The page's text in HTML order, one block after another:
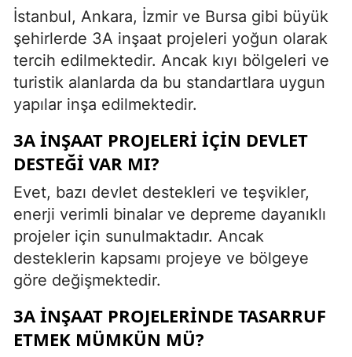
İstanbul, Ankara, İzmir ve Bursa gibi büyük
şehirlerde 3A inşaat projeleri yoğun olarak
tercih edilmektedir. Ancak kıyı bölgeleri ve
turistik alanlarda da bu standartlara uygun
yapılar inşa edilmektedir.
3A INŞAAT PROJELERI IÇIN DEVLET
DESTEĞI VAR MI?
Evet, bazı devlet destekleri ve teşvikler,
enerji verimli binalar ve depreme dayanıklı
projeler için sunulmaktadır. Ancak
desteklerin kapsamı projeye ve bölgeye
göre değişmektedir.
3A INŞAAT PROJELERINDE TASARRUF
ETMEK MÜMKÜN MÜ?